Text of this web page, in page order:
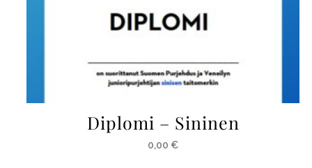
Diplomi – Sininen
0,00 €